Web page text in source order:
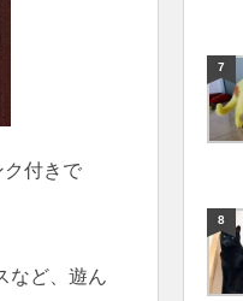
付きで
など、遊ん
7
8